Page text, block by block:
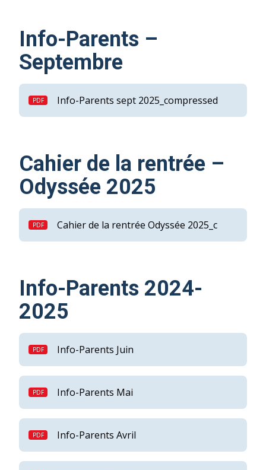
Info-Parents –
Septembre
Info-Parents sept 2025_compressed
Cahier de la rentrée –
Odyssée 2025
Cahier de la rentrée Odyssée 2025_c
Info-Parents 2024-
2025
Info-Parents Juin
Info-Parents Mai
Info-Parents Avril